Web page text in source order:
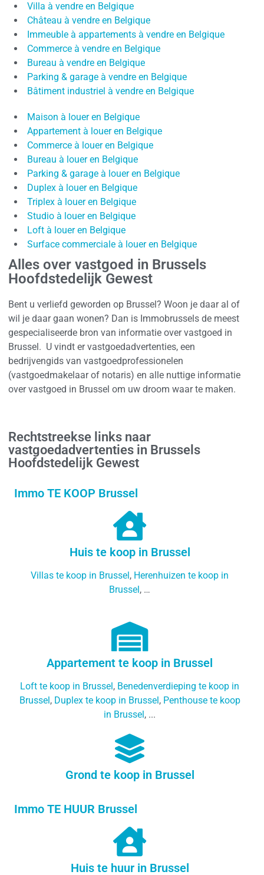
Villa à vendre en Belgique
Château à vendre en Belgique
Immeuble à appartements à vendre en Belgique
Commerce à vendre en Belgique
Bureau à vendre en Belgique
Parking & garage à vendre en Belgique
Bâtiment industriel à vendre en Belgique
Maison à louer en Belgique
Appartement à louer en Belgique
Commerce à louer en Belgique
Bureau à louer en Belgique
Parking & garage à louer en Belgique
Duplex à louer en Belgique
Triplex à louer en Belgique
Studio à louer en Belgique
Loft à louer en Belgique
Surface commerciale à louer en Belgique
Alles over vastgoed in Brussels
Hoofdstedelijk Gewest
Bent u verliefd geworden op Brussel? Woon je daar al of
wil je daar gaan wonen? Dan is Immobrussels de meest
gespecialiseerde bron van informatie over vastgoed in
Brussel. U vindt er vastgoedadvertenties, een
bedrijvengids van vastgoedprofessionelen
(vastgoedmakelaar of notaris) en alle nuttige informatie
over vastgoed in Brussel om uw droom waar te maken.
Rechtstreekse links naar
vastgoedadvertenties in Brussels
Hoofdstedelijk Gewest
Immo TE KOOP Brussel
Huis te koop in Brussel
Villas te koop in Brussel , Herenhuizen te koop in
Brussel , …
Appartement te koop in Brussel
Loft te koop in Brussel , Benedenverdieping te koop in
Brussel , Duplex te koop in Brussel , Penthouse te koop
in Brussel , ...
Grond te koop in Brussel
Immo TE HUUR Brussel
Huis te huur in Brussel